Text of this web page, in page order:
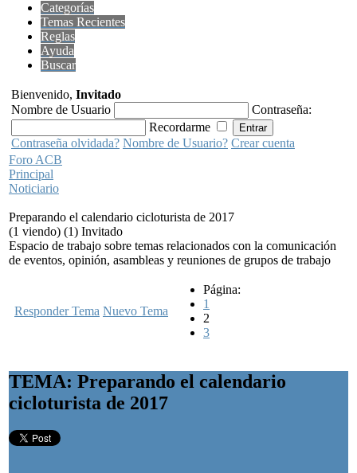
Categorías
Temas Recientes
Reglas
Ayuda
Buscar
Bienvenido, Invitado
Nombre de Usuario
Contraseña:
Recordarme
Contraseña olvidada? Nombre de Usuario? Crear cuenta
Foro ACB
Principal
Noticiario
Preparando el calendario cicloturista de 2017
(1 viendo) (1) Invitado
Espacio de trabajo sobre temas relacionados con la comunicación
de eventos, opinión, asambleas y reuniones de grupos de trabajo
Responder Tema Nuevo Tema
Página:
1
2
3
TEMA: Preparando el calendario
cicloturista de 2017